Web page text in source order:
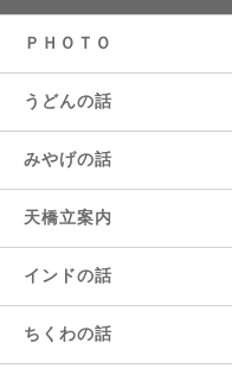
ＰＨＯＴＯ
うどんの話
みやげの話
天橋立案内
インドの話
ちくわの話